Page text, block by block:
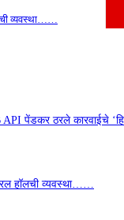
व्यवस्था……
पेंडकर ठरले कारवाईचे
हॉलची व्यवस्था……